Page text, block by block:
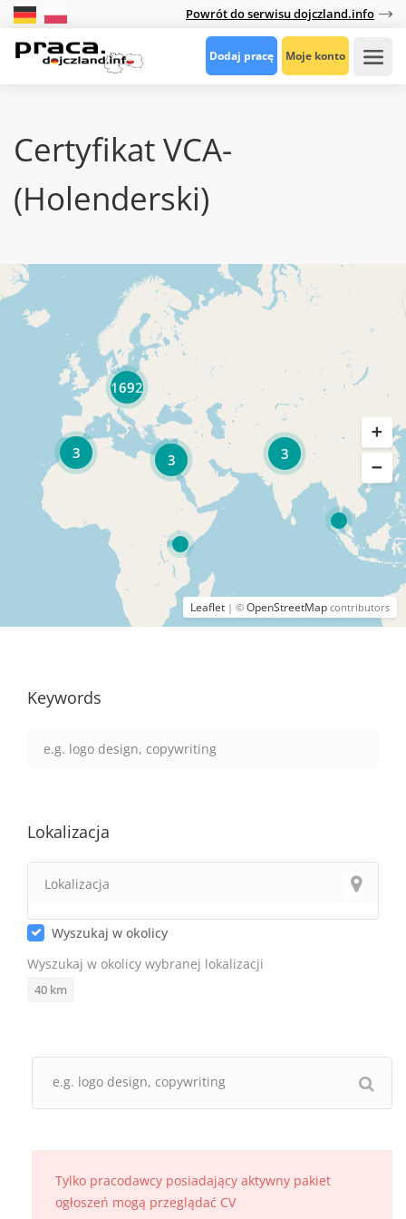
Powrót do serwisu dojczland.info
Dodaj pracę Moje konto
Certyfikat VCA-
(holenderski)
3
3
3
1692
Leaflet | © OpenStreetMap contributors
Keywords
Lokalizacja
Wyszukaj w okolicy
Wyszukaj w okolicy wybranej lokalizacji
40 km
Tylko pracodawcy posiadający aktywny pakiet
ogłoszeń mogą przeglądać CV